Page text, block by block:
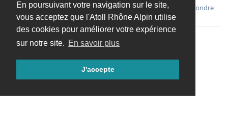
En poursuivant votre navigation sur le site,
vous acceptez que l'Atoll Rhône Alpin utilise
des cookies pour améliorer votre expérience
sur notre site. En savoir plus
J'accepte
Répondre
Charger davantage